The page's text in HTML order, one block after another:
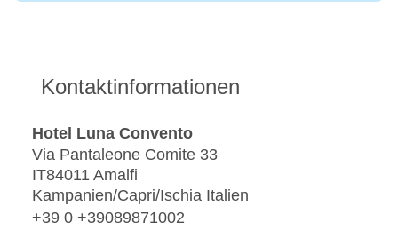
Kontaktinformationen
Hotel Luna Convento
Via Pantaleone Comite 33
IT84011 Amalfi
Kampanien/Capri/Ischia Italien
+39 0 +39089871002